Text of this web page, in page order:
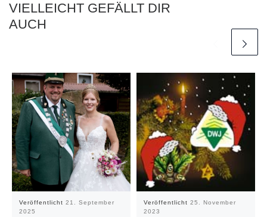
VIELLEICHT GEFÄLLT DIR
AUCH
Veröffentlicht 21. September
2025
Veröffentlicht 25. November
2023